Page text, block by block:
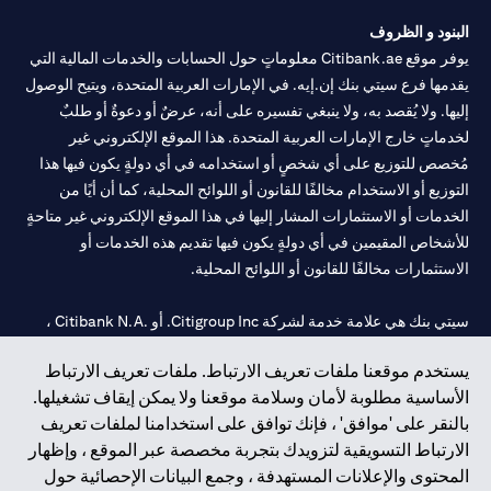
يستخدم موقعنا ملفات تعريف الارتباط. ملفات تعريف الارتباط
الأساسية مطلوبة لأمان وسلامة موقعنا ولا يمكن إيقاف تشغيلها.
بالنقر على 'موافق' ، فإنك توافق على استخدامنا لملفات تعريف
الارتباط التسويقية لتزويدك بتجربة مخصصة عبر الموقع ، وإظهار
المحتوى والإعلانات المستهدفة ، وجمع البيانات الإحصائية حول
البنود و الظروف
يوفر موقع Citibank.ae معلوماتٍ حول الحسابات والخدمات المالية التي
يقدمها فرع سيتي بنك إن.إيه. في الإمارات العربية المتحدة، ويتيح الوصول
إليها. ولا يُقصد به، ولا ينبغي تفسيره على أنه، عرضٌ أو دعوةٌ أو طلبٌ
لخدماتٍ خارج الإمارات العربية المتحدة. هذا الموقع الإلكتروني غير
مُخصص للتوزيع على أي شخصٍ أو استخدامه في أي دولةٍ يكون فيها هذا
التوزيع أو الاستخدام مخالفًا للقانون أو اللوائح المحلية، كما أن أيًا من
الخدمات أو الاستثمارات المشار إليها في هذا الموقع الإلكتروني غير متاحةٍ
للأشخاص المقيمين في أي دولةٍ يكون فيها تقديم هذه الخدمات أو
الاستثمارات مخالفًا للقانون أو اللوائح المحلية.
سيتي بنك هي علامة خدمة لشركة Citigroup Inc. أو .Citibank N.A ،
سيتي بنك إن. إيه. الإمارات مسجل لدى مصرف الإمارات المركزي تحت
أرقام التراخيص 202563 لفرع الوصل في دبي، 531989 لفرع مول
الإمارات في دبي، وCN-1002019لفرع أبوظبي. هاتف: 4000 311 04.
فرع سيتي بنك إن إيه - الإمارات العربية المتحدة مرخص من مصرف